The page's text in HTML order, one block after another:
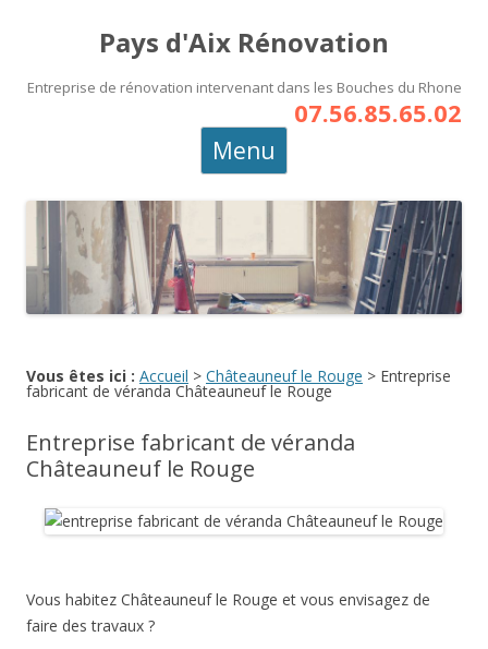
Pays d'Aix Rénovation
Entreprise de rénovation intervenant dans les Bouches du Rhone
07.56.85.65.02
Menu
Vous êtes ici : Accueil > Châteauneuf le Rouge > Entreprise
fabricant de véranda Châteauneuf le Rouge
Entreprise fabricant de véranda
Châteauneuf le Rouge
Vous habitez Châteauneuf le Rouge et vous envisagez de
faire des travaux ?